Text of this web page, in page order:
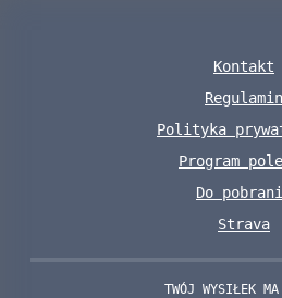
Kontakt
Regulamin
Polityka
Program
Do
Strava
TWÓJ WYSIŁEK MA